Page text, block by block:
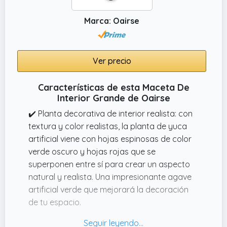
Marca: Oairse
Ver precio
Características de esta Maceta De
Interior Grande de Oairse
✔️ Planta decorativa de interior realista: con
textura y color realistas, la planta de yuca
artificial viene con hojas espinosas de color
verde oscuro y hojas rojas que se
superponen entre sí para crear un aspecto
natural y realista. Una impresionante agave
artificial verde que mejorará la decoración
de tu espacio.